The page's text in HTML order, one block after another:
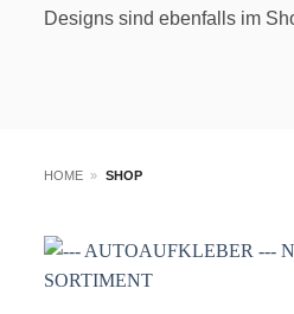
Designs sind ebenfalls im
HOME » SHOP